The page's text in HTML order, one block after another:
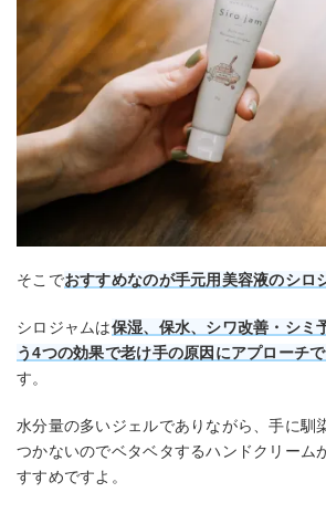
そこでおすすめなのが手元用美容液のシロ
シロジャムは保湿、保水、シワ改善・シミ
う4つの効果で老け手の原因にアプローチ
す。
水分量の多いジェルでありながら、手に馴
つかないのでベタベタするハンドクリーム
すすめですよ。